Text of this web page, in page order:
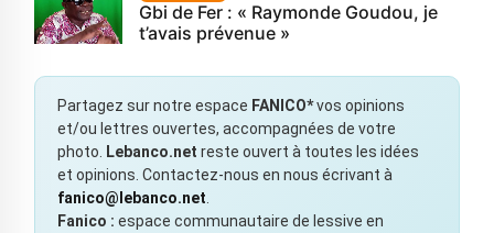
Gbi de Fer : « Raymonde Goudou, je
t’avais prévenue »
Partagez sur notre espace FANICO*vos opinions
et/ou lettres ouvertes, accompagnées de votre
photo.
Lebanco.net reste ouvert à toutes les idées
et opinions. Contactez-nous en nous écrivant à
fanico@lebanco.net
Fanico : espace communautaire de lessive en